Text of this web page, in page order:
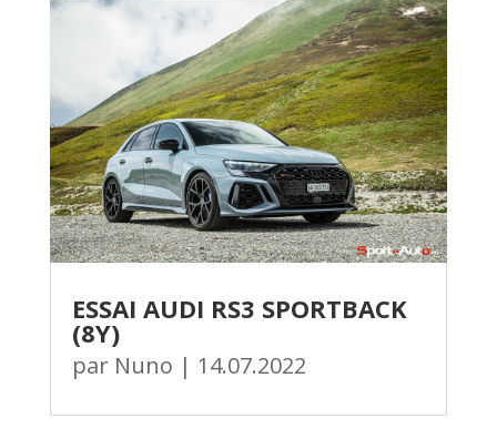
ESSAI AUDI RS3 SPORTBACK
(8Y)
par Nuno | 14.07.2022